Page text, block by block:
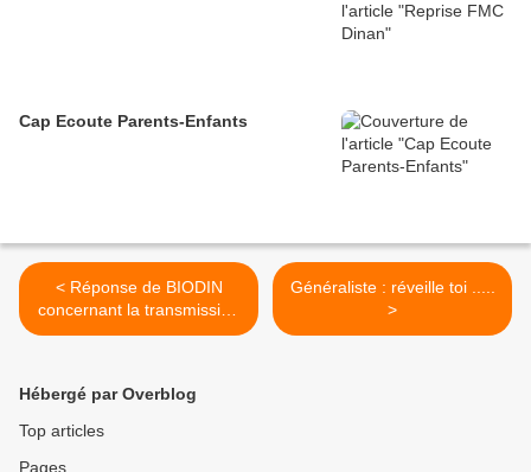
Cap Ecoute Parents-Enfants
< Réponse de BIODIN
concernant la transmission
des résultats biologiques
Généraliste : réveille toi .....
>
Hébergé par Overblog
Top articles
Pages